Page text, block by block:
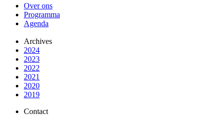
Over ons
Programma
Agenda
Archives
2024
2023
2022
2021
2020
2019
Contact